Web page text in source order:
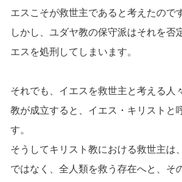
エスこそが救世主であると考えたので
しかし、ユダヤ教の保守派はそれを否
エスを処刑してしまいます。
それでも、イエスを救世主と考える人
教が成立すると、イエス・キリストと
す。
そうしてキリスト教における救世主は
ではなく、全人類を救う存在へと、そ